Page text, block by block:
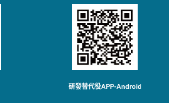
研發替代役APP-Android